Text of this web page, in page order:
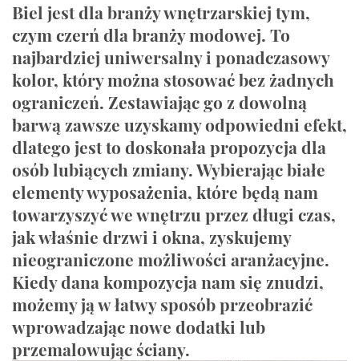
Biel jest dla branży wnętrzarskiej tym,
czym czerń dla branży modowej. To
najbardziej uniwersalny i ponadczasowy
kolor, który można stosować bez żadnych
ograniczeń. Zestawiając go z dowolną
barwą zawsze uzyskamy odpowiedni efekt,
dlatego jest to doskonała propozycja dla
osób lubiących zmiany. Wybierając białe
elementy wyposażenia, które będą nam
towarzyszyć we wnętrzu przez długi czas,
jak właśnie drzwi i okna, zyskujemy
nieograniczone możliwości aranżacyjne.
Kiedy dana kompozycja nam się znudzi,
możemy ją w łatwy sposób przeobrazić
wprowadzając nowe dodatki lub
przemalowując ściany.